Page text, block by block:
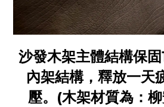
沙發木架主體結構保
內架結構，釋放一天
壓。(木架材質為：